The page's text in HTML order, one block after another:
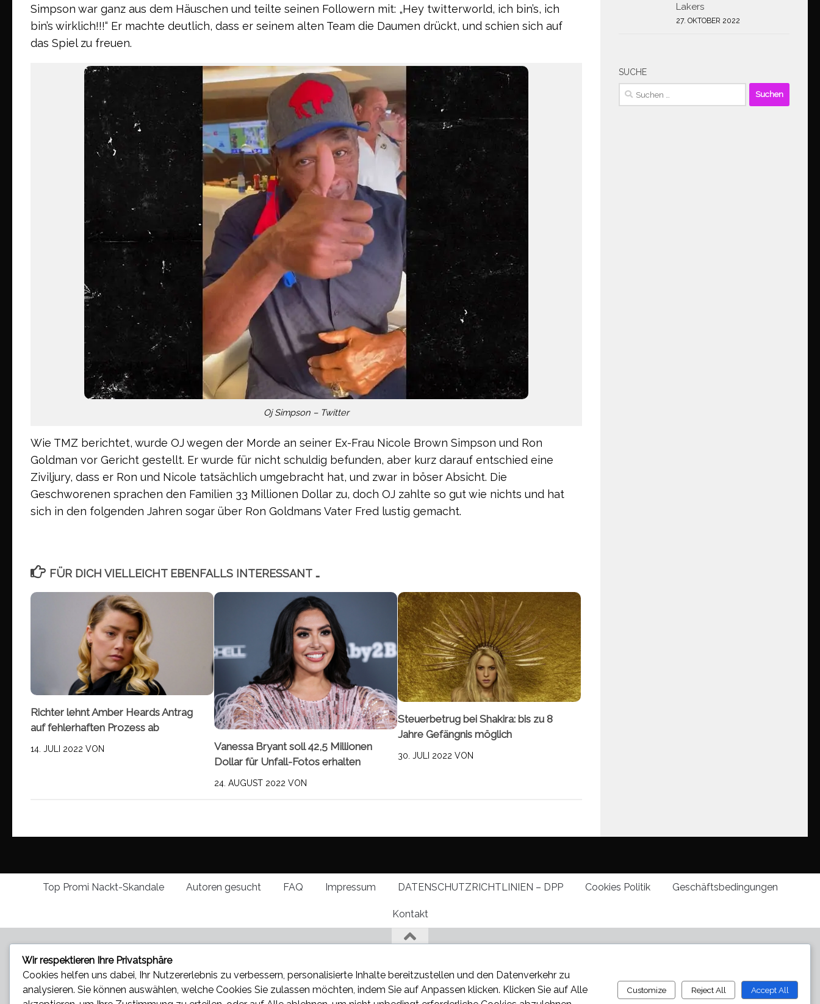
Simpson war ganz aus dem Häuschen und teilte seinen Followern mit: „Hey twitterworld, ich bin’s, ich
bin’s wirklich!!!“ Er machte deutlich, dass er seinem alten Team die Daumen drückt, und schien sich auf
das Spiel zu freuen.
Oj Simpson – Twitter
Wie TMZ berichtet, wurde OJ wegen der Morde an seiner Ex-Frau Nicole Brown Simpson und Ron
Goldman vor Gericht gestellt. Er wurde für nicht schuldig befunden, aber kurz darauf entschied eine
Ziviljury, dass er Ron und Nicole tatsächlich umgebracht hat, und zwar in böser Absicht. Die
Geschworenen sprachen den Familien 33 Millionen Dollar zu, doch OJ zahlte so gut wie nichts und hat
sich in den folgenden Jahren sogar über Ron Goldmans Vater Fred lustig gemacht.
FÜR DICH VIELLEICHT EBENFALLS INTERESSANT …
Richter lehnt Amber Heards Antrag
auf fehlerhaften Prozess ab
14. JULI 2022 VON
Vanessa Bryant soll 42,5 Millionen
Dollar für Unfall-Fotos erhalten
24. AUGUST 2022 VON
Steuerbetrug bei Shakira: bis zu 8
Jahre Gefängnis möglich
30. JULI 2022 VON
Lakers
27. OKTOBER 2022
SUCHE
Suchen
nach:
Top Promi Nackt-Skandale Autoren gesucht FAQ Impressum DATENSCHUTZRICHTLINIEN – DPP Cookies Politik Geschäftsbedingungen
Kontakt
Star und Promi News - Aktuelle Bilder, Videos und News über den neuesten Klatsch
Wir respektieren Ihre Privatsphäre
Cookies helfen uns dabei, Ihr Nutzererlebnis zu verbessern, personalisierte Inhalte bereitzustellen und den Datenverkehr zu
analysieren. Sie können auswählen, welche Cookies Sie zulassen möchten, indem Sie auf Anpassen klicken. Klicken Sie auf Alle
Customize Reject All Accept All